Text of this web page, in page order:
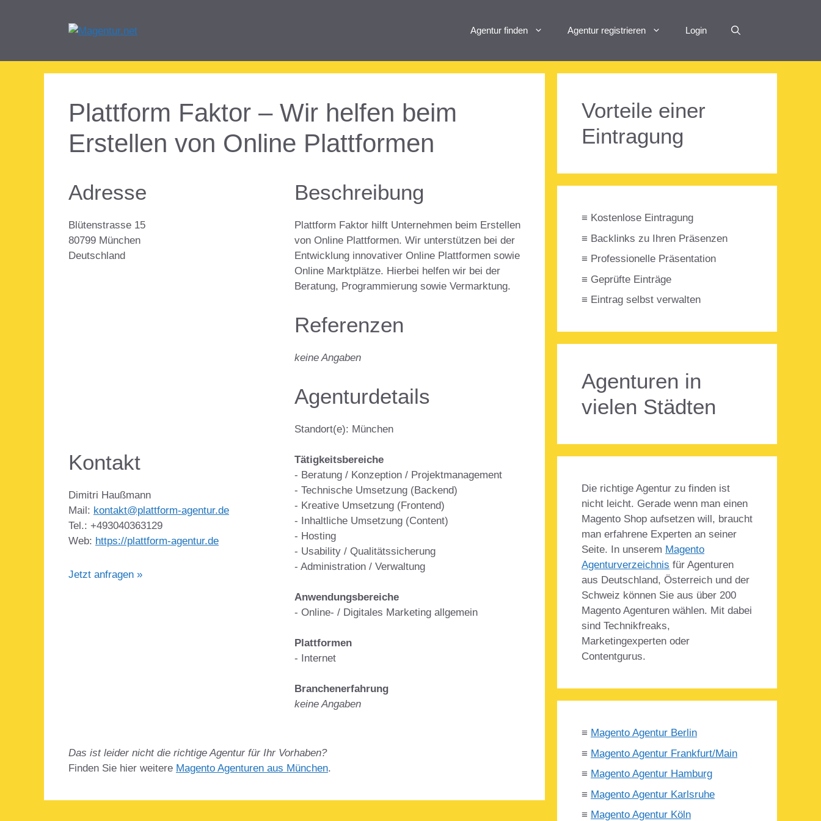
Agentur finden Agentur registrieren Login
Plattform Faktor – Wir helfen beim
Erstellen von Online Plattformen
Adresse
Blütenstrasse 15
80799 München
Deutschland
Kontakt
Dimitri Haußmann
Mail: kontakt@plattform-agentur.de
Tel.: +493040363129
Web: https://plattform-agentur.de
Jetzt anfragen »
Beschreibung
Plattform Faktor hilft Unternehmen beim Erstellen
von Online Plattformen. Wir unterstützen bei der
Entwicklung innovativer Online Plattformen sowie
Online Marktplätze. Hierbei helfen wir bei der
Beratung, Programmierung sowie Vermarktung.
Referenzen
keine Angaben
Agenturdetails
Standort(e): München
Tätigkeitsbereiche
- Beratung / Konzeption / Projektmanagement
- Technische Umsetzung (Backend)
- Kreative Umsetzung (Frontend)
- Inhaltliche Umsetzung (Content)
- Hosting
- Usability / Qualitätssicherung
- Administration / Verwaltung
Anwendungsbereiche
- Online- / Digitales Marketing allgemein
Plattformen
- Internet
Branchenerfahrung
keine Angaben
Das ist leider nicht die richtige Agentur für Ihr Vorhaben?
Finden Sie hier weitere Magento Agenturen aus München.
Vorteile einer
Eintragung
≡ Kostenlose Eintragung
≡ Backlinks zu Ihren Präsenzen
≡ Professionelle Präsentation
≡ Geprüfte Einträge
≡ Eintrag selbst verwalten
Agenturen in
vielen Städten
Die richtige Agentur zu finden ist
nicht leicht. Gerade wenn man einen
Magento Shop aufsetzen will, braucht
man erfahrene Experten an seiner
Seite. In unserem Magento
Agenturverzeichnis für Agenturen
aus Deutschland, Österreich und der
Schweiz können Sie aus über 200
Magento Agenturen wählen. Mit dabei
sind Technikfreaks,
Marketingexperten oder
Contentgurus.
≡ Magento Agentur Berlin
≡ Magento Agentur Frankfurt/Main
≡ Magento Agentur Hamburg
≡ Magento Agentur Karlsruhe
≡ Magento Agentur Köln